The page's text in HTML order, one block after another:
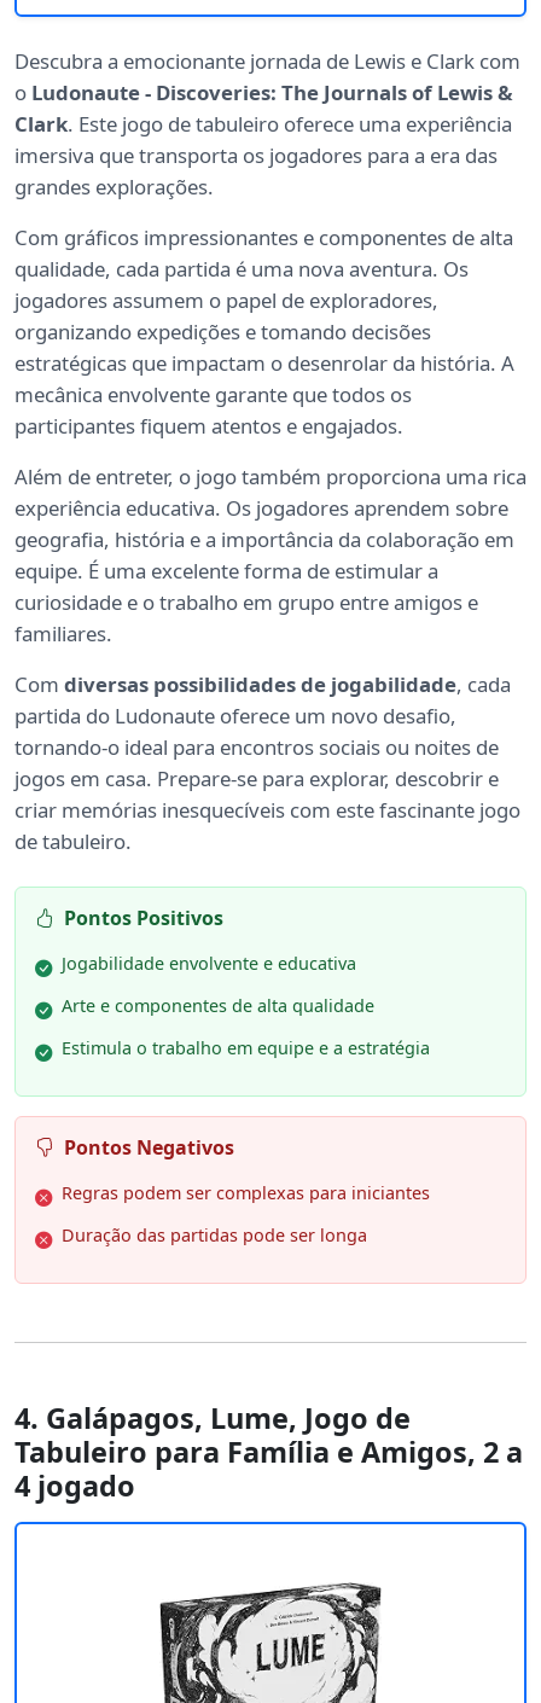
Descubra a emocionante jornada de Lewis e Clark com
o Ludonaute - Discoveries: The Journals of Lewis &
Clark. Este jogo de tabuleiro oferece uma experiência
imersiva que transporta os jogadores para a era das
grandes explorações.
Com gráficos impressionantes e componentes de alta
qualidade, cada partida é uma nova aventura. Os
jogadores assumem o papel de exploradores,
organizando expedições e tomando decisões
estratégicas que impactam o desenrolar da história. A
mecânica envolvente garante que todos os
participantes fiquem atentos e engajados.
Além de entreter, o jogo também proporciona uma rica
experiência educativa. Os jogadores aprendem sobre
geografia, história e a importância da colaboração em
equipe. É uma excelente forma de estimular a
curiosidade e o trabalho em grupo entre amigos e
familiares.
Com diversas possibilidades de jogabilidade, cada
partida do Ludonaute oferece um novo desafio,
tornando-o ideal para encontros sociais ou noites de
jogos em casa. Prepare-se para explorar, descobrir e
criar memórias inesquecíveis com este fascinante jogo
de tabuleiro.
Pontos Positivos
Jogabilidade envolvente e educativa
Arte e componentes de alta qualidade
Estimula o trabalho em equipe e a estratégia
Pontos Negativos
Regras podem ser complexas para iniciantes
Duração das partidas pode ser longa
4. Galápagos, Lume, Jogo de
Tabuleiro para Família e Amigos, 2 a
4 jogado